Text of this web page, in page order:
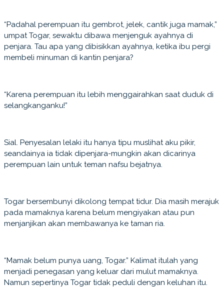
“Padahal perempuan itu gembrot, jelek, cantik juga mamak,”
umpat Togar, sewaktu dibawa menjenguk ayahnya di
penjara. Tau apa yang dibisikkan ayahnya, ketika ibu pergi
membeli minuman di kantin penjara?
“Karena perempuan itu lebih menggairahkan saat duduk di
selangkanganku!”
Sial. Penyesalan lelaki itu hanya tipu muslihat aku pikir,
seandainya ia tidak dipenjara-mungkin akan dicarinya
perempuan lain untuk teman nafsu bejatnya.
Togar bersembunyi dikolong tempat tidur. Dia masih merajuk
pada mamaknya karena belum mengiyakan atau pun
menjanjikan akan membawanya ke taman ria.
“Mamak belum punya uang, Togar.” Kalimat itulah yang
menjadi penegasan yang keluar dari mulut mamaknya.
Namun sepertinya Togar tidak peduli dengan keluhan itu.